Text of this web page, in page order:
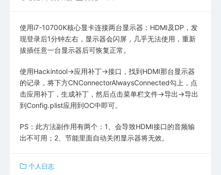
使用i7-10700K核心显卡连接两台显示器：HDMI及DP，发
现登录后1分钟左右，显示器会闪屏，几乎无法使用，重新
拔插任意一台显示器后可恢复正常。
使用Hackintool->应用补丁->接口，找到HDMI那台显示器
的记录，将下方CNConnectorAlwaysConnected勾上，点
击应用补丁，生成补丁，然后点击菜单栏文件->导出->导出
到Config.plist应用到OC中即可。
PS：此方法副作用有两个：1、会导致HDMI接口的音频输
出不可用；2、节能里面自动关闭显示器将无效。
个人日志